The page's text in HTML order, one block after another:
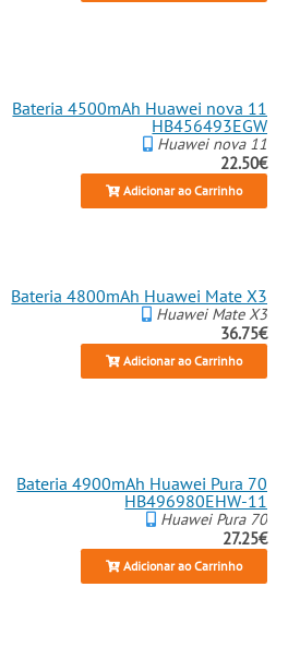
Bateria 4500mAh Huawei nova 11
HB456493EGW
Huawei nova 11
22.50€
Adicionar ao Carrinho
Bateria 4800mAh Huawei Mate X3
Huawei Mate X3
36.75€
Adicionar ao Carrinho
Bateria 4900mAh Huawei Pura 70
HB496980EHW-11
Huawei Pura 70
27.25€
Adicionar ao Carrinho